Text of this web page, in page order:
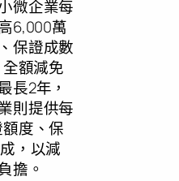
微企業每
6,000萬
保證成數
額減免
長2年，
則提供每
度、保
，以減
擔。